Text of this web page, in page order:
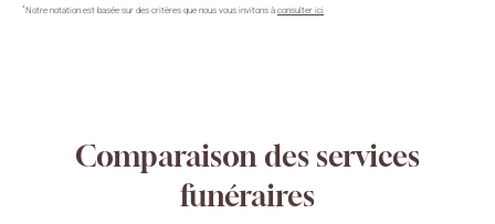
*Notre notation est basée sur des critères que nous vous invitons à consulter ici
Comparaison des services
funéraires